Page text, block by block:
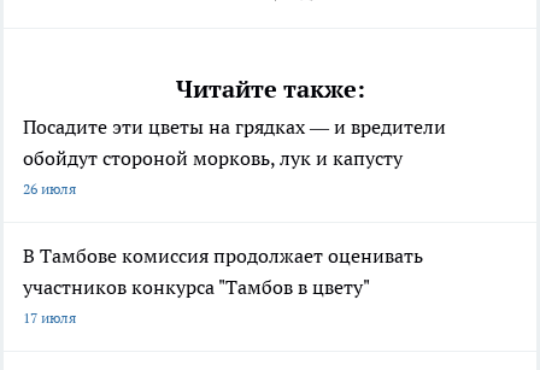
Читайте также:
Посадите эти цветы на грядках — и вредители
обойдут стороной морковь, лук и капусту
26 июля
В Тамбове комиссия продолжает оценивать
участников конкурса "Тамбов в цвету"
17 июля